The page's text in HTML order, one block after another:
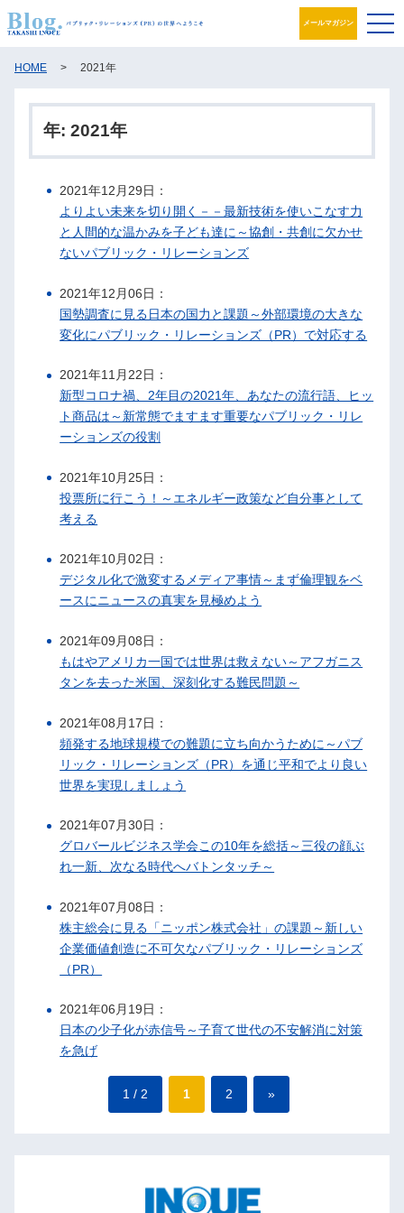
メールマガジン
ブログ
プロフィール
パブリック・リレーションズとは
アカデミック活動
井之上PRグループ
HOME > 2021年
年: 2021年
2021年12月29日：
よりよい未来を切り開く－－最新技術を使いこなす力
と人間的な温かみを子ども達に～協創・共創に欠かせ
ないパブリック・リレーションズ
2021年12月06日：
国勢調査に見る日本の国力と課題～外部環境の大きな
変化にパブリック・リレーションズ（PR）で対応する
2021年11月22日：
新型コロナ禍、2年目の2021年、あなたの流行語、ヒッ
ト商品は～新常態でますます重要なパブリック・リレ
ーションズの役割
2021年10月25日：
投票所に行こう！～エネルギー政策など自分事として
考える
2021年10月02日：
デジタル化で激変するメディア事情～まず倫理観をベ
ースにニュースの真実を見極めよう
2021年09月08日：
もはやアメリカ一国では世界は救えない～アフガニス
タンを去った米国、深刻化する難民問題～
2021年08月17日：
頻発する地球規模での難題に立ち向かうために～パブ
リック・リレーションズ（PR）を通じ平和でより良い
世界を実現しましょう
2021年07月30日：
グロバールビジネス学会この10年を総括～三役の顔ぶ
れ一新、次なる時代へバトンタッチ～
2021年07月08日：
株主総会に見る「ニッポン株式会社」の課題～新しい
企業価値創造に不可欠なパブリック・リレーションズ
（PR）
2021年06月19日：
日本の少子化が赤信号～子育て世代の不安解消に対策
を急げ
1 / 2 1 2 »